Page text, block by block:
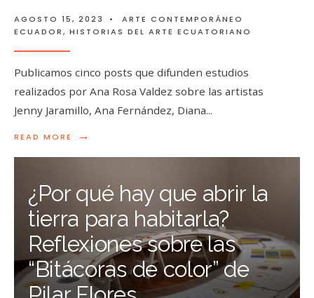
AGOSTO 15, 2023 •
ARTE CONTEMPORÁNEO
ECUADOR, HISTORIAS DEL ARTE ECUATORIANO
Publicamos cinco posts que difunden estudios
realizados por Ana Rosa Valdez sobre las artistas
Jenny Jaramillo, Ana Fernández, Diana...
READ MORE →
¿Por qué hay que abrir la
tierra para habitarla?
Reflexiones sobre las
“Bitácoras de color” de